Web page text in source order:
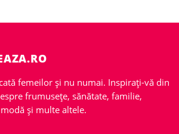
femeilor și nu numai. Inspirați-vă din
frumusețe, sănătate, familie,
și multe altele.